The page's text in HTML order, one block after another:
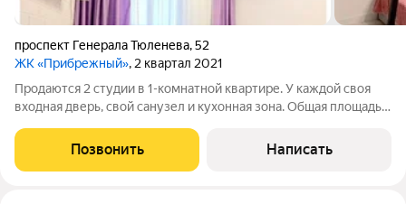
проспект Генерала Тюленева,52
ЖК «Прибрежный», 2 квартал 2021
Продаются 2 студии в 1-комнатной квартире. У каждой своя
входная дверь, свой санузел и кухонная зона. Общая площадь 1
витражными окнами и теплым полом. В каждой студии
имеется
Позвонить Написать